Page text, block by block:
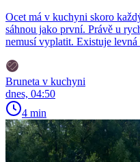
Ocet má v kuchyni skoro
sáhnou jako první. Právě u
nemusí vyplatit. Existuje
Bruneta v kuchyni
dnes, 04:50
4 min